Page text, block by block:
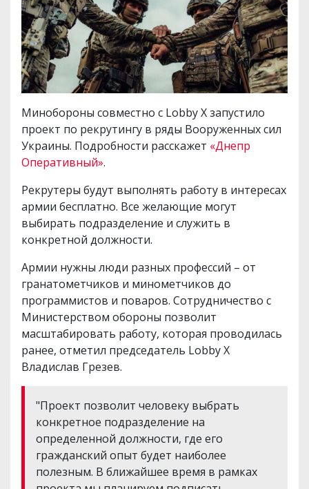
Минобороны совместно с Lobby X запустило
проект по рекрутингу в ряды Вооруженных сил
Украины. Подробности расскажет «Днепр
Оперативный».
Рекрутеры будут выполнять работу в интересах
армии бесплатно. Все желающие могут
выбирать подразделение и служить в
конкретной должности.
Армии нужны люди разных профессий – от
гранатометчиков и минометчиков до
программистов и поваров. Сотрудничество с
Министерством обороны позволит
масштабировать работу, которая проводилась
ранее, отметил председатель Lobby X
Владислав Грезев.
"Проект позволит человеку выбрать
конкретное подразделение на
определенной должности, где его
гражданский опыт будет наиболее
полезным. В ближайшее время в рамках